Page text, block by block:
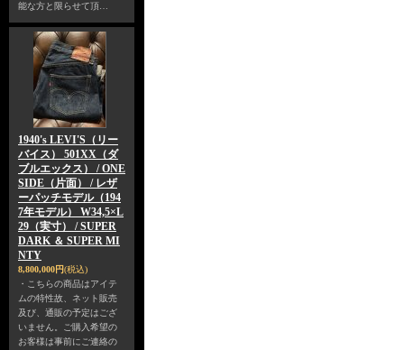
能な方と限らせて頂…
1940's LEVI'S（リー
バイス） 501XX（ダ
ブルエックス） / ONE
SIDE（片面） / レザ
ーパッチモデル（194
7年モデル） W34,5×L
29（実寸） / SUPER
DARK ＆ SUPER MI
NTY
8,800,000円(税込)
・こちらの商品はアイテ
ムの特性故、ネット販売
及び、通販の予定はござ
いません。ご購入希望の
お客様は事前にご連絡の